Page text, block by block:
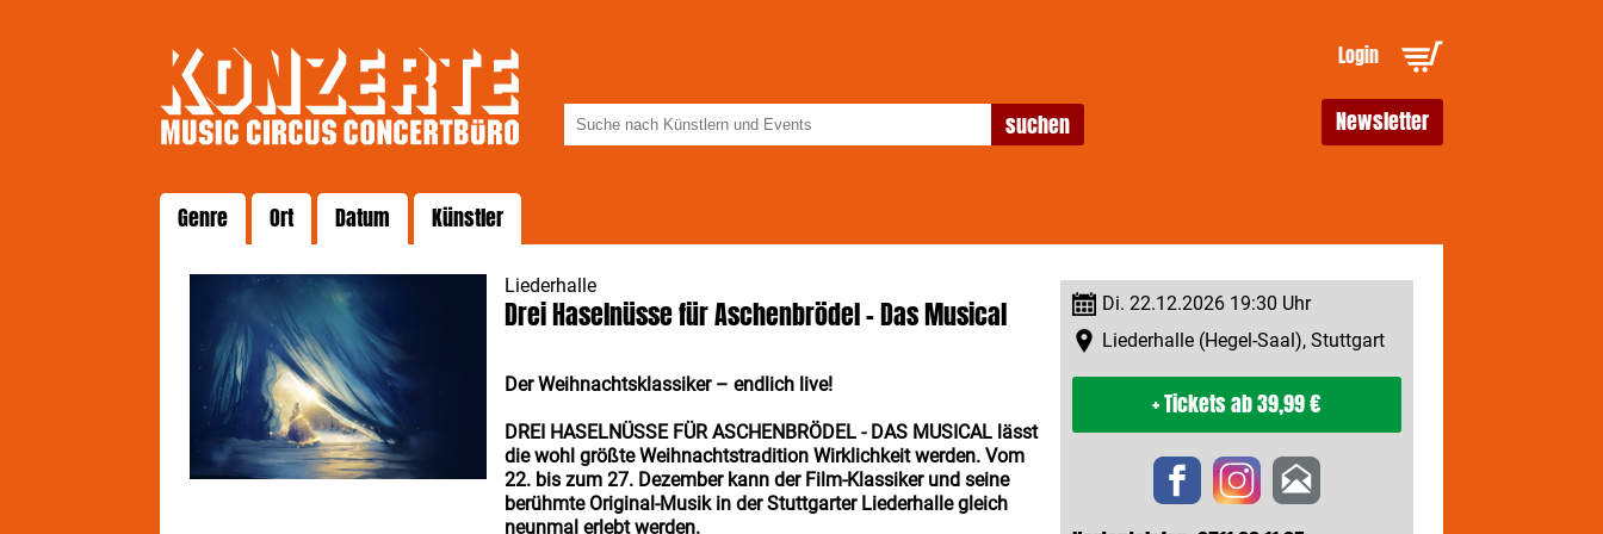
Login
Newsletter
Genre Ort Datum Künstler
Liederhalle
Drei Haselnüsse für Aschenbrödel - Das Musical
Der Weihnachtsklassiker – endlich live!
DREI HASELNÜSSE FÜR ASCHENBRÖDEL - DAS MUSICAL lässt
die wohl größte Weihnachtstradition Wirklichkeit werden. Vom
22. bis zum 27. Dezember kann der Film-Klassiker und seine
berühmte Original-Musik in der Stuttgarter Liederhalle gleich
neunmal erlebt werden.
Di. 22.12.2026 19:30 Uhr
Liederhalle (Hegel-Saal), Stuttgart
+ Ticketsab 39,99 €